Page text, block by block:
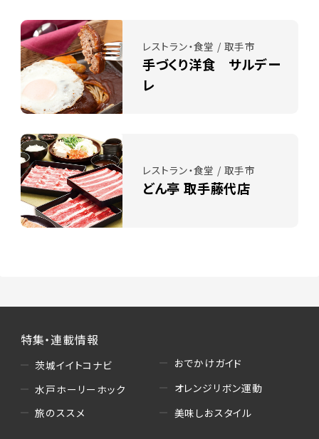
レストラン・食堂 / 取手市
手づくり洋食 サルデー
レ
レストラン・食堂 / 取手市
どん亭 取手藤代店
特集・連載情報
茨城イイトコナビ
水戸ホーリーホック
旅のススメ
おでかけガイド
オレンジリボン運動
美味しおスタイル